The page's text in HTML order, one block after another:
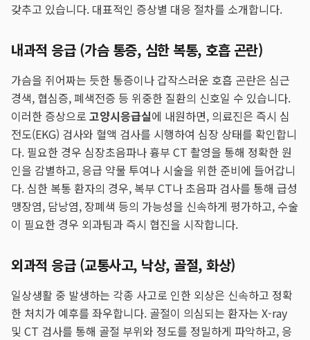
갖추고 있습니다. 대표적인 증상별 대응 절차를 소개합니다.
내과적 응급 (가슴 통증, 심한 복통, 호흡 곤란)
가슴을 쥐어짜는 듯한 통증이나 갑작스러운 호흡 곤란은 심근
경색, 협심증, 폐색전증 등 위중한 질환의 신호일 수 있습니다.
이러한 증상으로 고양시응급실에 내원하면, 의료진은 즉시 심
전도(EKG) 검사와 혈액 검사를 시행하여 심장 상태를 확인합니
다. 필요한 경우 심장초음파나 흉부 CT 촬영을 통해 정확한 원
인을 감별하고, 응급 약물 투여나 시술을 위한 준비에 들어갑니
다. 심한 복통 환자의 경우, 복부 CT나 초음파 검사를 통해 급성
맹장염, 담낭염, 장폐색 등의 가능성을 신속하게 평가하고, 수술
이 필요한 경우 외과팀과 즉시 협진을 시작합니다.
외과적 응급 (교통사고, 낙상, 골절, 화상)
일상생활 중 발생하는 각종 사고로 인한 외상은 신속하고 정확
한 처치가 예후를 좌우합니다. 골절이 의심되는 환자는 X-ray
및 CT 검사를 통해 골절 부위와 정도를 정밀하게 파악하고, 응